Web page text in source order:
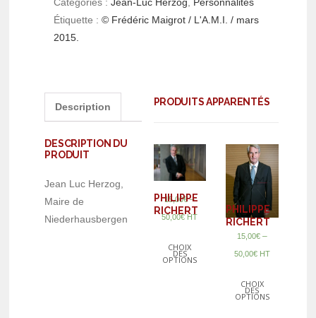
Catégories :Jean-Luc Herzog, Personnalités
Étiquette :© Frédéric Maigrot / L'A.M.I. / mars
2015.
Description
DESCRIPTION DU
PRODUIT
Jean Luc Herzog,
Maire de
Niederhausbergen
PRODUITS APPARENTÉS
PHILIPPE
RICHERT
15,00€–
50,00€ HT
CHOIX
DES
OPTIONS
PHILIPPE
RICHERT
15,00€–
50,00€ HT
CHOIX
DES
OPTIONS